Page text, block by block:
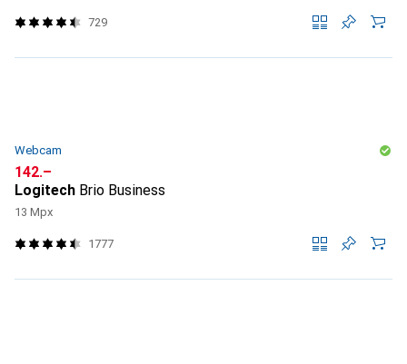
729
Webcam
CHF
142.–
Logitech Brio Business
13 Mpx
1777